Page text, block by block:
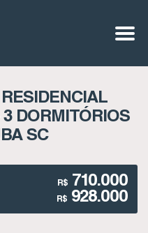
DORMITÓRIOS
SC
R$ 710.000
R$ 928.000